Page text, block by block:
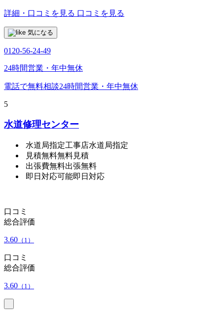
詳細・口コミを見る 口コミを見る
気になる
0120-56-24-49
24時間営業・年中無休
電話で無料相談24時間営業・年中無休
5
水道修理センター
水道局指定工事店水道局指定
見積無料無料見積
出張費無料出張無料
即日対応可能即日対応
口コミ
総合評価
3.60 （1）
口コミ
総合評価
3.60 （1）